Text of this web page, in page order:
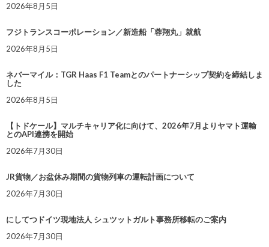
2026年8月5日
フジトランスコーポレーション／新造船「蓉翔丸」就航
2026年8月5日
ネバーマイル：TGR Haas F1 Teamとのパートナーシップ契約を締結しま
した
2026年8月5日
【トドケール】マルチキャリア化に向けて、2026年7月よりヤマト運輸
とのAPI連携を開始
2026年7月30日
JR貨物／お盆休み期間の貨物列車の運転計画について
2026年7月30日
にしてつドイツ現地法人 シュツットガルト事務所移転のご案内
2026年7月30日